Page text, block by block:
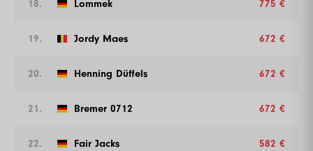
18. Lommek 775 €
19. Jordy Maes 672 €
20. Henning Düffels 672 €
21. Bremer 0712 672 €
22. Fair Jacks 582 €